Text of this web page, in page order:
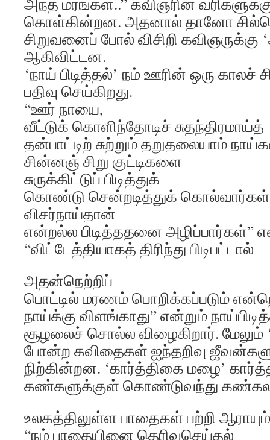
கொள்கின்றன. அதனால் தானோ
சிறுவனைப் போல் விசிறி கவிஞருக்கு
ஆகிவிட்டன.
‘நாய் பிடித்தல்’ நம் ஊரின் ஒரு காலச்
பதிவு செய்கிறது.
“ஊர் நாயை,
வீட்டுக் கொளிந்தோடிச் சுதந்திரமாய்த்
தன்பாட்டிற் சுற்றும் தறுதலையாம்
சின்னஞ் சிறு குட்டிகளை
சுருக்கிட்டுப் பிடித்துக்
கொண்டு சென்றடித்துக்
விசர்நாய்தான்
என்றல்ல பிடித்ததனை அழிப்பார்கள்”
“விட்டேத்தியாகத் திரிந்து பிடிபட்டால்
அதன்நெற்றிப்
பொட்டில் மரணம் பொறிக்கப்படும்
நாய்க்கு விளங்காது” என்றும்
சூழலைச் சொல்ல விழைகிறார். மேலும்
போன்ற கவிதைகள் ஐந்தறிவு
நிற்கின்றன. ‘கார்த்திகை மழை’
கண்களுக்குள் கொண்டுவந்து
உலகத்திலுள்ள பாதைகள் பற்றி
“நம் பாதையினை தெரிவுசெய்தல்